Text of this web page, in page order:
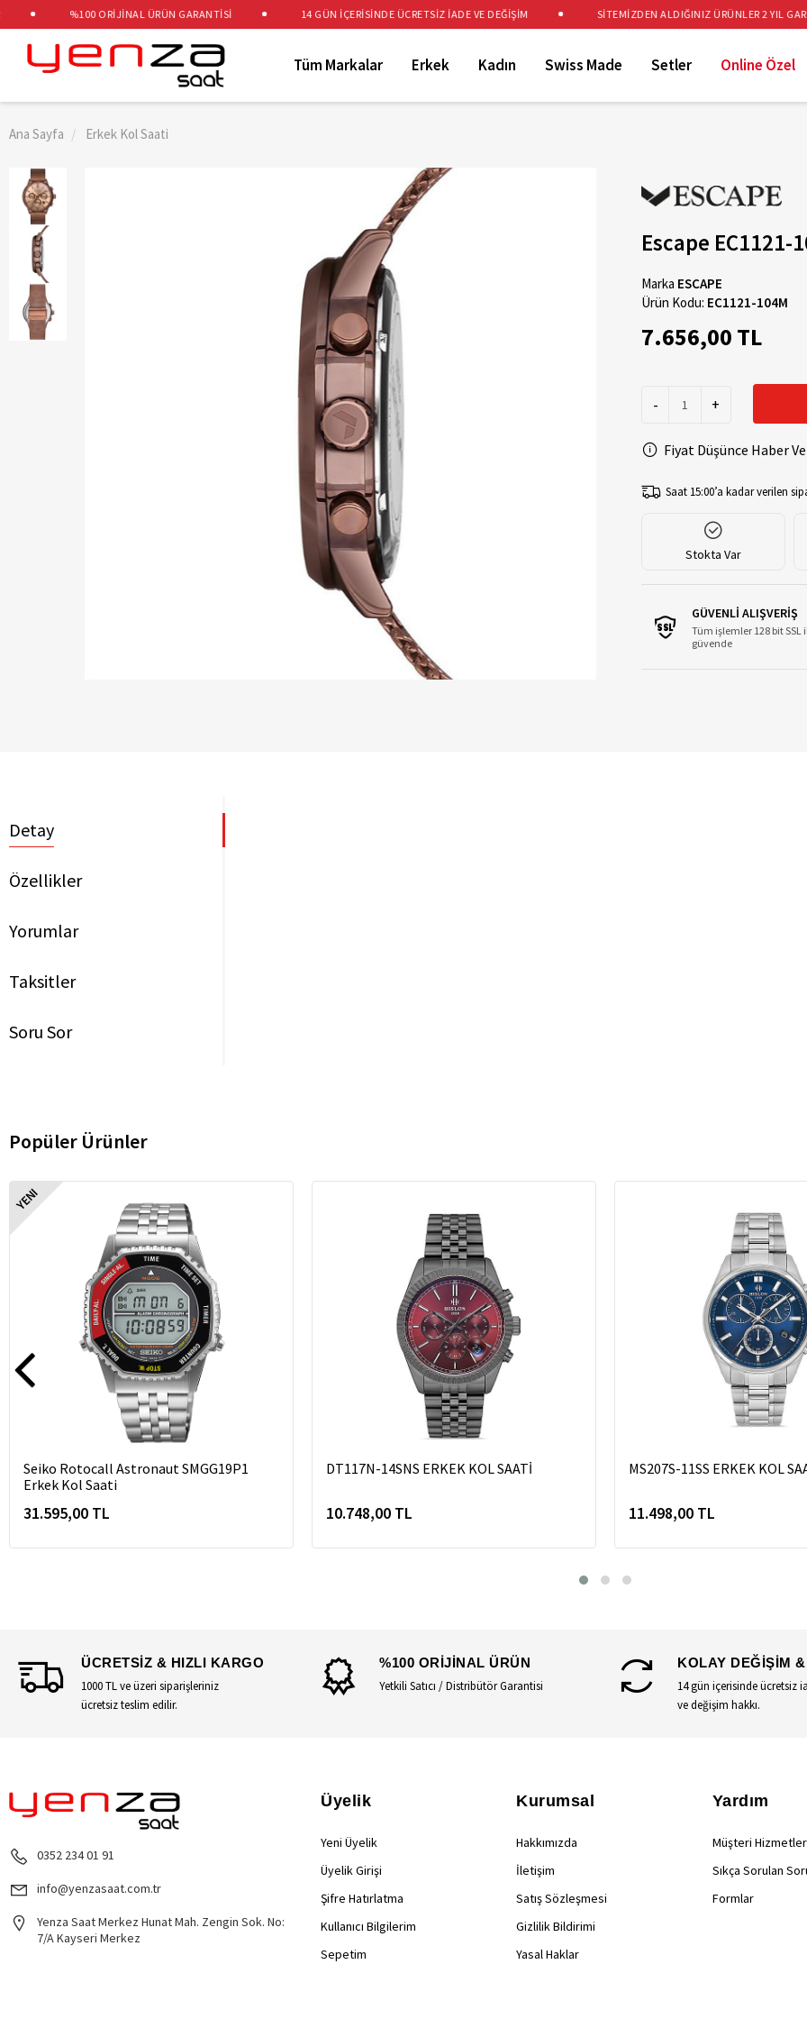
%100 ORİJİNAL ÜRÜN GARANTİSİ 14 GÜN İÇERİSİNDE ÜCRETSİZ İADE VE DEĞİŞİM SİTEMİZDEN ALDIĞINIZ ÜRÜNLER 2 YIL
Tüm Markalar Erkek Kadın Swiss Made Setler Online Özel
Ana Sayfa Erkek Kol Saati
Escape
Marka ESCAPE
Ürün Kodu: EC1121-104M
7.656,00 TL
- +
Fiyat Düşünce Haber
Saat 15:00’a kadar verilen
Stokta Var
GÜVENLİ ALIŞVERİŞ
Tüm işlemler 128 bit SSL
güvende
Detay
Özellikler
Yorumlar
Taksitler
Soru Sor
Popüler Ürünler
YENI
Seiko Rotocall Astronaut SMGG19P1
Erkek Kol Saati
31.595,00 TL
DT117N-14SNS ERKEK KOL SAATİ
10.748,00 TL
MS207S-11SS ERKEK KOL
11.498,00 TL
ÜCRETSİZ & HIZLI KARGO
1000 TL ve üzeri siparişleriniz
ücretsiz teslim edilir.
%100 ORİJİNAL ÜRÜN
Yetkili Satıcı / Distribütör Garantisi
KOLAY DEĞİŞİM
14 gün içerisinde ücretsiz
ve değişim hakkı.
0352 234 01 91
info@yenzasaat.com.tr
Yenza Saat Merkez Hunat Mah. Zengin Sok. No:
7/A Kayseri Merkez
Üyelik
Yeni Üyelik
Üyelik Girişi
Şifre Hatırlatma
Kullanıcı Bilgilerim
Sepetim
Kurumsal
Hakkımızda
İletişim
Satış Sözleşmesi
Gizlilik Bildirimi
Yasal Haklar
Yardım
Müşteri
Sıkça Sorulan
Formlar